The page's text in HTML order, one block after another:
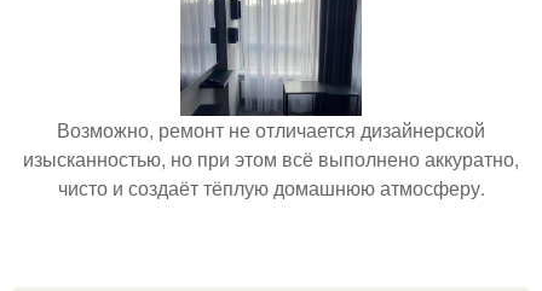
Возможно, ремонт не отличается дизайнерской
изысканностью, но при этом всё выполнено аккуратно,
чисто и создаёт тёплую домашнюю атмосферу.